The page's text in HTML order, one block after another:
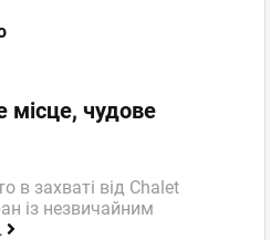
місце, чудове
в захваті від Chalet
із незвичайним